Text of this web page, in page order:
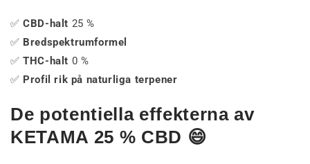
✅CBD-halt 25 %
✅ Bredspektrumformel
✅THC-halt 0 %
✅ Profil rik på naturliga terpener
De potentiella effekterna av
KETAMA 25 % CBD 😄